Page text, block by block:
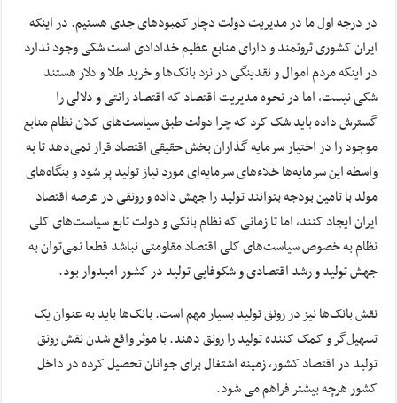
در درجه اول ما در مدیریت دولت دچار کمبود‌های جدی هستیم. در اینکه
ایران کشوری ثروتمند و دارای منابع عظیم خدادادی است شکی وجود ندارد
در اینکه مردم اموال و نقدینگی در نزد بانک‌ها و خرید طلا و دلار هستند
شکی نیست، اما در نحوه مدیریت اقتصاد که اقتصاد رانتی و دلالی را
گسترش داده باید شک کرد که چرا دولت طبق سیاست‌های کلان نظام منابع
موجود را در اختیار سرمایه گذاران بخش حقیقی اقتصاد قرار نمی‌دهد تا به
واسطه این سرمایه‌ها خلاء‌های سرمایه‌ای مورد نیاز تولید پر شود و بنگاه‌های
مولد با تامین بودجه بتوانند تولید را جهش داده و رونقی در عرصه اقتصاد
ایران ایجاد کنند، اما تا زمانی که نظام بانکی و دولت تابع سیاست‌های کلی
نظام به خصوص سیاست‌های کلی اقتصاد مقاومتی نباشد قطعا نمی‌توان به
جهش تولید و رشد اقتصادی و شکوفایی تولید در کشور امیدوار بود.
نقش بانک‌ها نیز در رونق تولید بسیار مهم است. بانک‌ها باید به عنوان یک
تسهیل‌گر و کمک کننده تولید را رونق دهند. با موثر واقع شدن نقش رونق
تولید در اقتصاد کشور، زمینه اشتغال برای جوانان تحصیل کرده در داخل
کشور هرچه بیشتر فراهم می شود.